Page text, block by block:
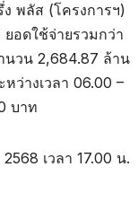
พลัส (โครงการฯ)
อดใช้จ่ายรวมกว่า
นวน 2,684.87 ล้าน
ว่างเวลา 06.00 –
บาท
เวลา 17.00 น.